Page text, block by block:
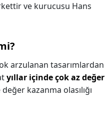
ve kurucusu Hans
arzulanan tasarımlardan
yıllar içinde çok az değer
kazanma olasılığı